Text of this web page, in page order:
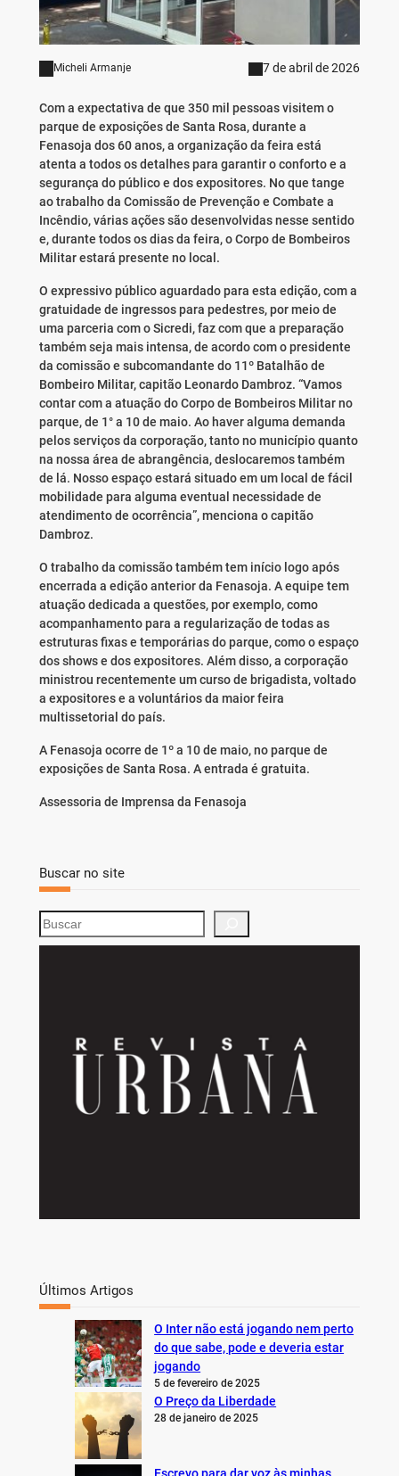
Micheli Armanje 7 de abril de 2026
Com a expectativa de que 350 mil pessoas visitem o
parque de exposições de Santa Rosa, durante a
Fenasoja dos 60 anos, a organização da feira está
atenta a todos os detalhes para garantir o conforto e a
segurança do público e dos expositores. No que tange
ao trabalho da Comissão de Prevenção e Combate a
Incêndio, várias ações são desenvolvidas nesse sentido
e, durante todos os dias da feira, o Corpo de Bombeiros
Militar estará presente no local.
O expressivo público aguardado para esta edição, com a
gratuidade de ingressos para pedestres, por meio de
uma parceria com o Sicredi, faz com que a preparação
também seja mais intensa, de acordo com o presidente
da comissão e subcomandante do 11º Batalhão de
Bombeiro Militar, capitão Leonardo Dambroz. “Vamos
contar com a atuação do Corpo de Bombeiros Militar no
parque, de 1° a 10 de maio. Ao haver alguma demanda
pelos serviços da corporação, tanto no município quanto
na nossa área de abrangência, deslocaremos também
de lá. Nosso espaço estará situado em um local de fácil
mobilidade para alguma eventual necessidade de
atendimento de ocorrência”, menciona o capitão
Dambroz.
O trabalho da comissão também tem início logo após
encerrada a edição anterior da Fenasoja. A equipe tem
atuação dedicada a questões, por exemplo, como
acompanhamento para a regularização de todas as
estruturas fixas e temporárias do parque, como o espaço
dos shows e dos expositores. Além disso, a corporação
ministrou recentemente um curso de brigadista, voltado
a expositores e a voluntários da maior feira
multissetorial do país.
A Fenasoja ocorre de 1º a 10 de maio, no parque de
exposições de Santa Rosa. A entrada é gratuita.
Assessoria de Imprensa da Fenasoja
Buscar no site
S
e
Últimos Artigos
O Inter não está jogando nem perto
do que sabe, pode e deveria estar
jogando
5 de fevereiro de 2025
O Preço da Liberdade
28 de janeiro de 2025